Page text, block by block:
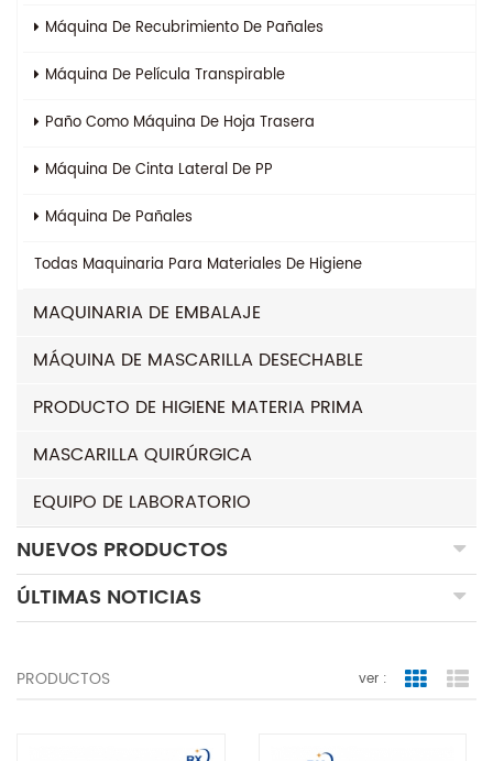
Máquina De Recubrimiento De Pañales
Máquina De Película Transpirable
Paño Como Máquina De Hoja Trasera
Máquina De Cinta Lateral De PP
Máquina De Pañales
Todas Maquinaria Para Materiales De Higiene
MAQUINARIA DE EMBALAJE
MÁQUINA DE MASCARILLA DESECHABLE
PRODUCTO DE HIGIENE MATERIA PRIMA
MASCARILLA QUIRÚRGICA
EQUIPO DE LABORATORIO
NUEVOS PRODUCTOS
ÚLTIMAS NOTICIAS
PRODUCTOS ver : Grid View